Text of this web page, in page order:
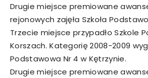
Drugie miejsce premiowane
rejonowych zajęła Szkoła
Trzecie miejsce przypadło Szkole
Korszach. Kategorię 2008-2009
Podstawowa Nr 4 w Kętrzynie.
Drugie miejsce premiowane